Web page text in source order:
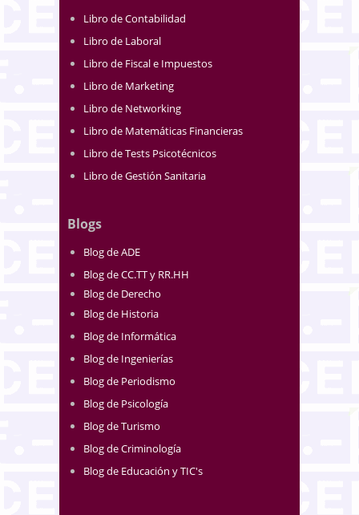
Libro de Contabilidad
Libro de Laboral
Libro de Fiscal e Impuestos
Libro de Marketing
Libro de Networking
Libro de Matemáticas Financieras
Libro de Tests Psicotécnicos
Libro de Gestión Sanitaria
Blogs
Blog de ADE
Blog de CC.TT y RR.HH
Blog de Derecho
Blog de Historia
Blog de Informática
Blog de Ingenierías
Blog de Periodismo
Blog de Psicología
Blog de Turismo
Blog de Criminología
Blog de Educación y TIC's